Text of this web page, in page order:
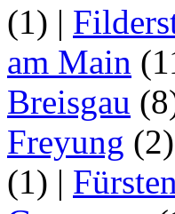
(1) |
am Main
Breisgau
Freyung (2)
(1) |